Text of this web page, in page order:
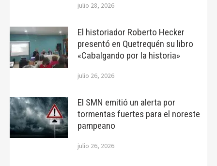
julio 28, 2026
El historiador Roberto Hecker
presentó en Quetrequén su libro
«Cabalgando por la historia»
julio 26, 2026
El SMN emitió un alerta por
tormentas fuertes para el noreste
pampeano
julio 26, 2026